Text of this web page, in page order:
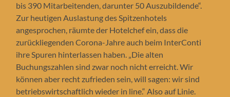
bis 390 Mitarbeitenden, darunter 50 Auszubildende“.
Zur heutigen Auslastung des Spitzenhotels
angesprochen, räumte der Hotelchef ein, dass die
zurückliegenden Corona-Jahre auch beim InterConti
ihre Spuren hinterlassen haben. „Die alten
Buchungszahlen sind zwar noch nicht erreicht. Wir
können aber recht zufrieden sein, will sagen: wir sind
betriebswirtschaftlich wieder in line.“ Also auf Linie.